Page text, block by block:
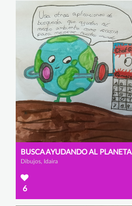
BUSCA AYUDANDO AL PLANETA
Dibujos, Idaira
6